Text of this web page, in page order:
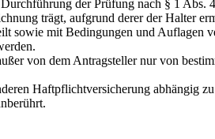
der Prüfung nach § 1
trägt, aufgrund derer der Halter
sowie mit Bedingungen und Auflagen
von dem Antragsteller nur von
Haftpflichtversicherung abhängig